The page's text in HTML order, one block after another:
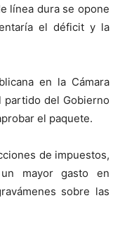
línea dura se opone
el déficit y la
en la Cámara
partido del Gobierno
el paquete.
de impuestos,
mayor gasto en
sobre las